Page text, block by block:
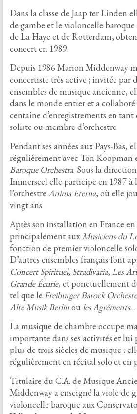
Dans la classe de Jaap ter Linden
de gambe et le violoncelle baroque
de La Haye et de Rotterdam,
concert en 1989.
Depuis 1986 Marion Middenway
concertiste très active ; invitée par
ensembles de musique ancienne,
dans le monde entier et a collaboré
centaine d’enregistrements en
soliste ou membre d’orchestre.
Pendant ses années aux Pays-Bas,
régulièrement avec Ton Koopman
Baroque Orchestra. Sous la
Immerseel elle participe en 1987 à
l’orchestre Anima Eterna, où elle
vingt ans.
Après son installation en France
principalement auxMusiciens du
fonction de premier violoncelle
D’autres ensembles français font
Concert Spirituel, Stradivaria, Les
Grande Écurie, et ponctuellement
tel que le Freiburger Barock
Alte Musik Berlinou les Agréments…
La musique de chambre occupe
importante dans ses activités et lui
plus de trois siècles de musique :
régulièrement en récital solo et en
Titulaire du C.A. de Musique
Middenway a enseigné la viole de
violoncelle baroque aux